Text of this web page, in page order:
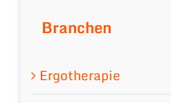
Branchen
Ergotherapie